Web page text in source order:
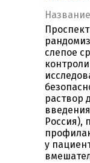
слепое
раствор
Россия),
у